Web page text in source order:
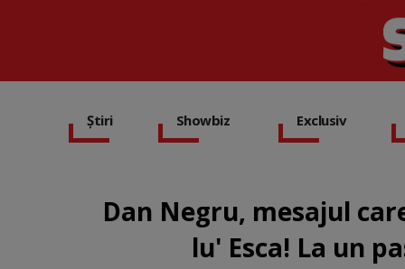
Știri Showbiz Exclusiv
Dan Negru, mesajul
lu' Esca! La un